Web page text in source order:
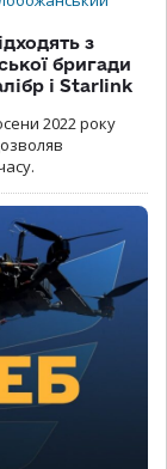
з
бригади
і Starlink
2022 року